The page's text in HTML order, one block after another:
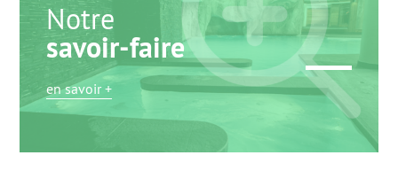
Notre
savoir-faire
en savoir +